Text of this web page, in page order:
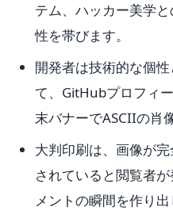
テム、ハッカー美学
性を帯びます。
開発者は技術的な個
て、GitHubプロフィ
末バナーでASCIIの肖
大判印刷は、画像が
されていると閲覧者
メントの瞬間を作り出